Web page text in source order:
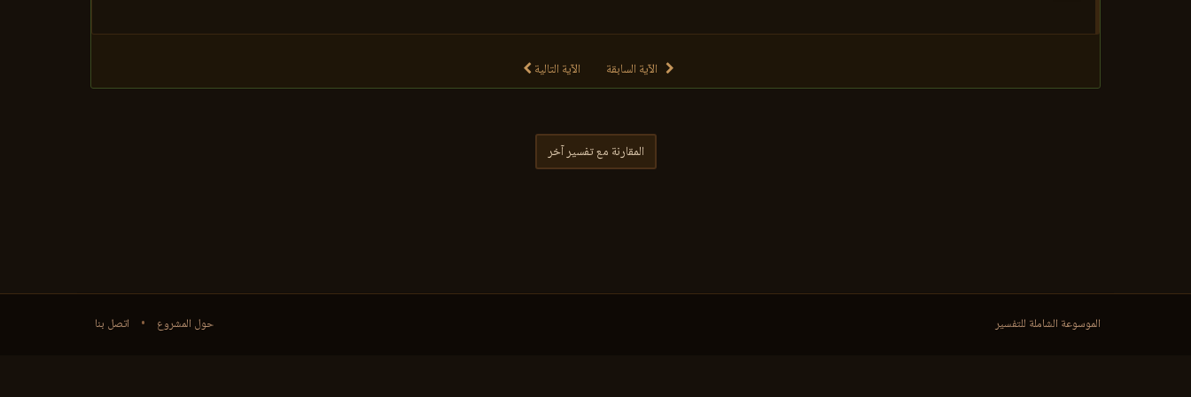
الآية السابقة الآية التالية
المقارنة مع تفسير آخر
حول المشروع • اتصل بنا الموسوعة الشاملة للتفسير